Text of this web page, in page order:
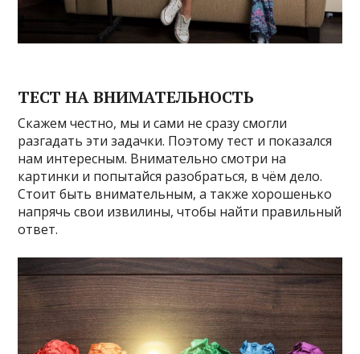
ТЕСТ НА ВНИМАТЕЛЬНОСТЬ
Скажем честно, мы и сами не сразу смогли
разгадать эти задачки. Поэтому тест и показался
нам интересным. Внимательно смотри на
картинки и попытайся разобраться, в чём дело.
Стоит быть внимательным, а также хорошенько
напрячь свои извилины, чтобы найти правильный
ответ.